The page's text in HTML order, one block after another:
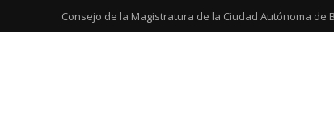
Consejo de la Magistratura de la Ciudad Autónoma de